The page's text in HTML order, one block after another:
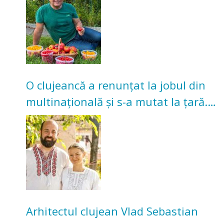
O clujeancă a renunțat la jobul din
multinațională și s-a mutat la țară.
Acum cultivă legume în grădina
bunicilor
Arhitectul clujean Vlad Sebastian